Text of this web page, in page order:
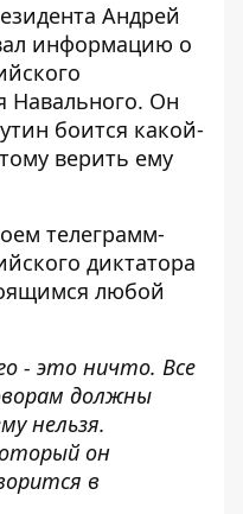
Андрей
информацию о
Навального. Он
боится какой-
верить ему
телеграмм-
диктатора
любой
- это ничто. Все
должны
нельзя.
он
в